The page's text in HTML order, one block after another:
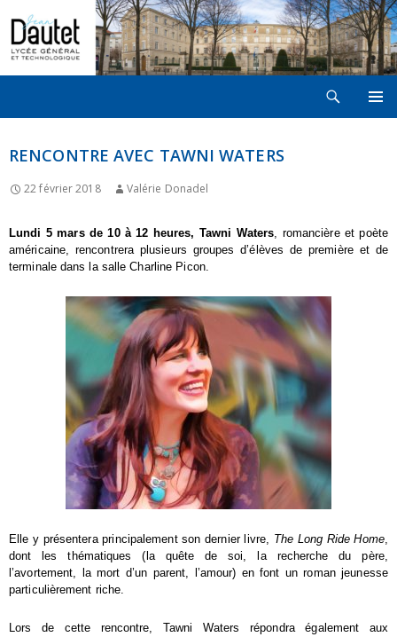
CONTENU
RENCONTRE AVEC TAWNI WATERS
22 février 2018 Valérie Donadel
Lundi 5 mars de 10 à 12 heures, Tawni Waters, romancière et poète
américaine, rencontrera plusieurs groupes d’élèves de première et de
terminale dans la salle Charline Picon.
Elle y présentera principalement son dernier livre, The Long Ride Home,
dont les thématiques (la quête de soi, la recherche du père,
l’avortement, la mort d’un parent, l’amour) en font un roman jeunesse
particulièrement riche.
Lors de cette rencontre, Tawni Waters répondra également aux